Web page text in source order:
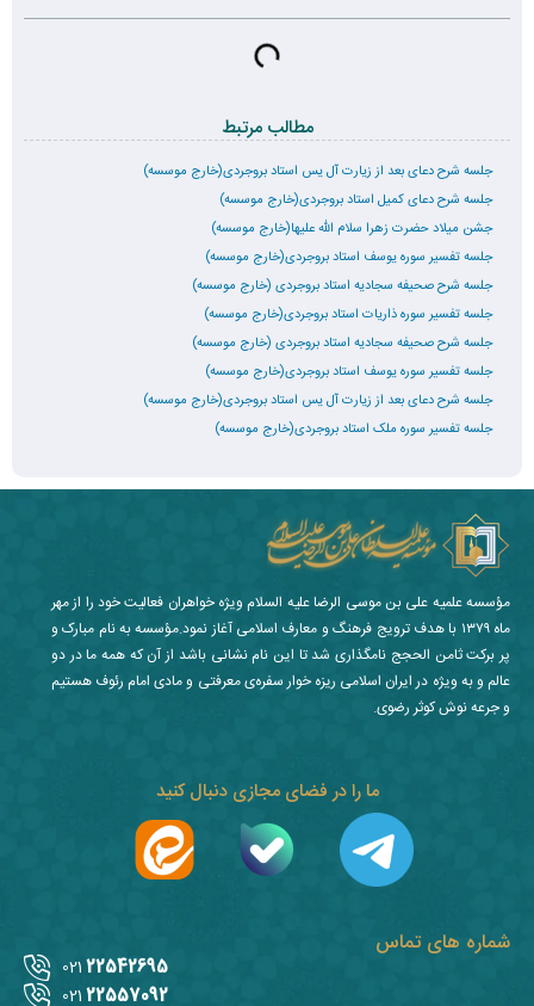
مطالب مرتبط
جلسه شرح دعای بعد از زیارت آل یس استاد بروجردی(خارج موسسه)
جلسه شرح دعای کمیل استاد بروجردی(خارج موسسه)
جشن میلاد حضرت زهرا سلام الله علیها(خارج موسسه)
جلسه تفسیر سوره یوسف استاد بروجردی(خارج موسسه)
جلسه شرح صحیفه سجادیه استاد بروجردی (خارج موسسه)
جلسه تفسیر سوره ذاریات استاد بروجردی(خارج موسسه)
جلسه شرح صحیفه سجادیه استاد بروجردی (خارج موسسه)
جلسه تفسیر سوره یوسف استاد بروجردی(خارج موسسه)
جلسه شرح دعای بعد از زیارت آل یس استاد بروجردی(خارج موسسه)
جلسه تفسیر سوره ملک استاد بروجردی(خارج موسسه)
شماره های تماس
22542695
021
22557092
021
ما را در فضای مجازی دنبال کنید
مؤسسه علمیه علی بن موسی الرضا علیه السلام ویژه خواهران فعالیت خود را از مهر
ماه ۱۳۷۹ با هدف ترویج فرهنگ و معارف اسلامی آغاز نمود.مؤسسه به نام مبارک و
پر برکت ثامن الحجج نامگذاری شد تا این نام نشانی باشد از آن که همه ما در دو
عالم و به ویژه در ایران اسلامی ریزه خوار سفره‌ی معرفتی و مادی امام رئوف هستیم
و جرعه نوش کوثر رضوی.